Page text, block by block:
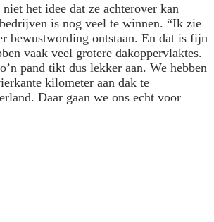
het idee dat ze achterover kan
is nog veel te winnen. “Ik zie
bewustwording ontstaan. En dat is fijn
vaak veel grotere dakoppervlaktes.
pand tikt dus lekker aan. We hebben
kilometer aan dak te
Daar gaan we ons echt voor